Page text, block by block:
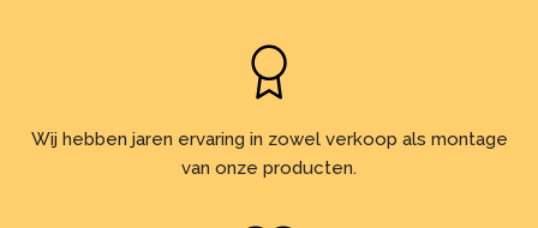
Wij hebben jaren ervaring in zowel verkoop als montage
van onze producten.